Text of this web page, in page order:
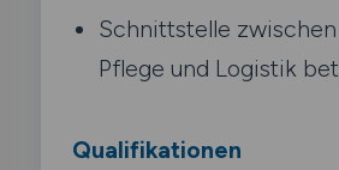
Schnittstelle zwischen
Pflege und Logistik
Qualifikationen